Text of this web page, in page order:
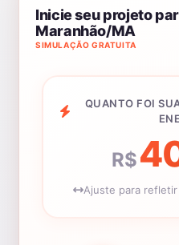
SIMULAÇÃO GRATUITA
Inicie seu projeto
Maranhão/MA
QUANTO FOI
R$
Ajuste para